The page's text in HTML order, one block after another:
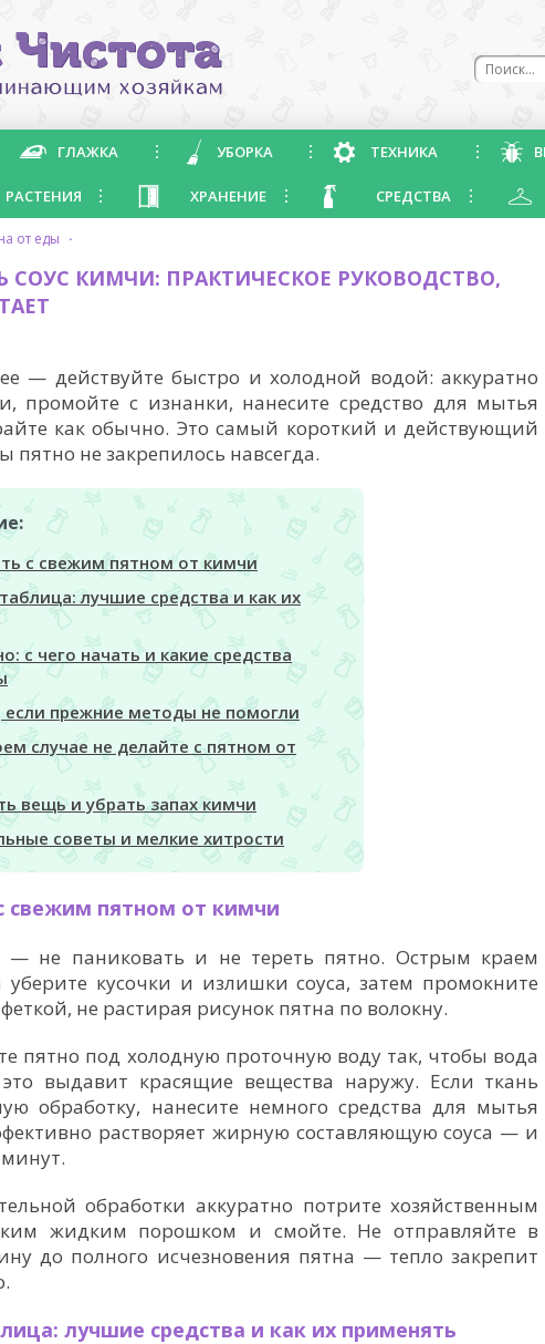
ГЛАЖКА УБОРКА ТЕХНИКА
РАСТЕНИЯ ХРАНЕНИЕ СРЕДСТВА
от еды ·
СОУС КИМЧИ: ПРАКТИЧЕСКОЕ РУКОВОДСТВО,
— действуйте быстро и холодной водой: аккуратно
промойте с изнанки, нанесите средство для мытья
как обычно. Это самый короткий и действующий
пятно не закрепилось навсегда.
с свежим пятном от кимчи
лучшие средства и как их
с чего начать и какие средства
если прежние методы не помогли
случае не делайте с пятном от
вещь и убрать запах кимчи
советы и мелкие хитрости
свежим пятном от кимчи
— не паниковать и не тереть пятно. Острым краем
кусочки и излишки соуса, затем промокните
не растирая рисунок пятна по волокну.
пятно под холодную проточную воду так, чтобы вода
выдавит красящие вещества наружу. Если ткань
обработку, нанесите немного средства для мытья
растворяет жирную составляющую соуса — и
обработки аккуратно потрите хозяйственным
жидким порошком и смойте. Не отправляйте в
до полного исчезновения пятна — тепло закрепит
лучшие средства и как их применять